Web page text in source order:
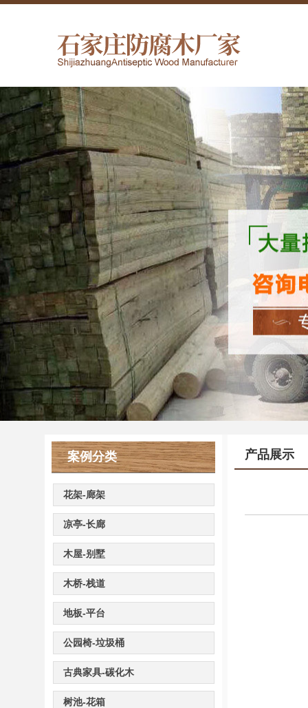
案例分类
花架-廊架
凉亭-长廊
木屋-别墅
木桥-栈道
地板-平台
公园椅-垃圾桶
古典家具-碳化木
树池-花箱
产品展示